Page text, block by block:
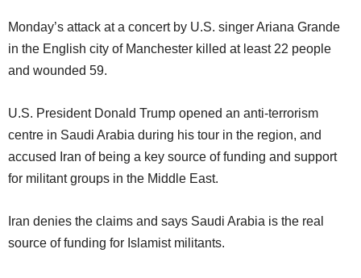
Monday’s attack at a concert by U.S. singer Ariana Grande
in the English city of Manchester killed at least 22 people
and wounded 59.
U.S. President Donald Trump opened an anti-terrorism
centre in Saudi Arabia during his tour in the region, and
accused Iran of being a key source of funding and support
for militant groups in the Middle East.
Iran denies the claims and says Saudi Arabia is the real
source of funding for Islamist militants.